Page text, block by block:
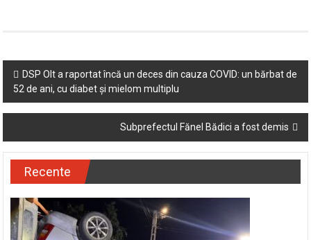
Post
navigation
DSP Olt a raportat încă un deces din cauza COVID: un bărbat de
52 de ani, cu diabet și mielom multiplu
Subprefectul Fănel Bădici a fost demis
Recente